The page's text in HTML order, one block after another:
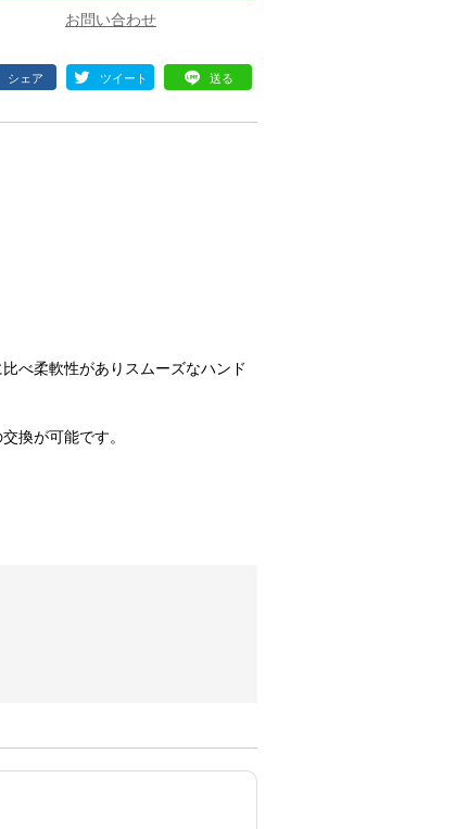
シェア ツイート 送る
べ柔軟性がありスムーズなハンド
換が可能です。